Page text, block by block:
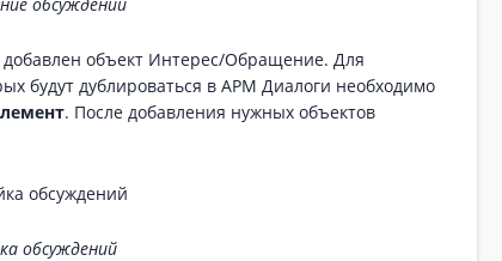
объект Интерес/Обращение. Для
будут дублироваться в АРМ Диалоги необходимо
. После добавления нужных объектов
обсуждений